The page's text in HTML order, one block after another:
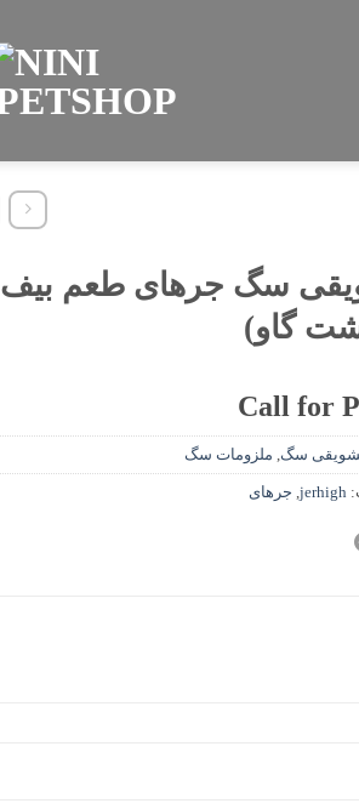
سگ جرهای طعم بیف
گاو)
Call for
سگ, ملزومات سگ
jerhigh
, جرهای